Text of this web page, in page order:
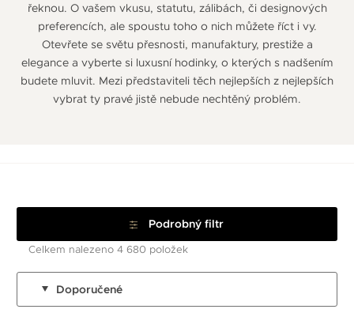
řeknou. O vašem vkusu, statutu, zálibách, či designových
preferencích, ale spoustu toho o nich můžete říct i vy.
Otevřete se světu přesnosti, manufaktury, prestiže a
elegance a vyberte si luxusní hodinky, o kterých s nadšením
budete mluvit. Mezi představiteli těch nejlepších z nejlepších
vybrat ty pravé jistě nebude nechtěný problém.
Podrobný filtr
Celkem nalezeno 4 680 položek
Doporučené